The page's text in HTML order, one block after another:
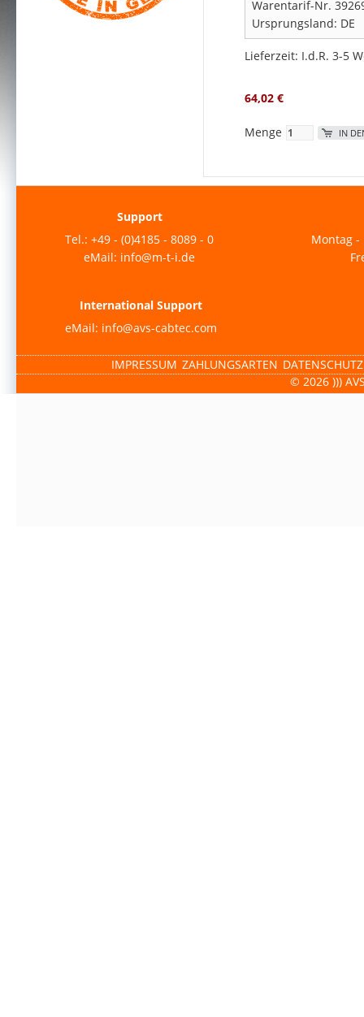
Warentarif-Nr.
Ursprungsland: DE
Lieferzeit: I.d.R. 3-5
64,02 €
Menge IN
Support
Tel.: +49 - (0)4185 - 8089 - 0
eMail: info@m-t-i.de
Montag -
International Support
eMail: info@avs-cabtec.com
IMPRESSUM ZAHLUNGSARTEN DATENSCHUTZ
© 2026 )))